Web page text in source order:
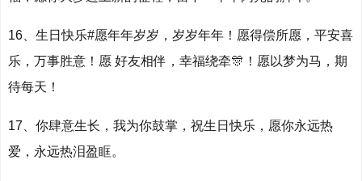
16、生日快乐#愿年年岁岁，岁岁年年！愿得偿所愿，平安喜
乐，万事胜意！愿 好友相伴，幸福绕牵🎊！愿以梦为马，期
待每天！
17、你肆意生长，我为你鼓掌，祝生日快乐，愿你永远热
爱，永远热泪盈眶。